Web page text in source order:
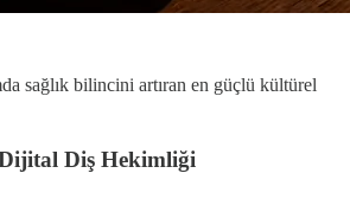
sağlık bilincini artıran en güçlü kültürel
Diş Hekimliği